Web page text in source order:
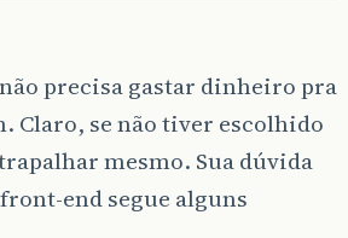
precisa gastar dinheiro pra
Claro, se não tiver escolhido
mesmo. Sua dúvida
end segue alguns